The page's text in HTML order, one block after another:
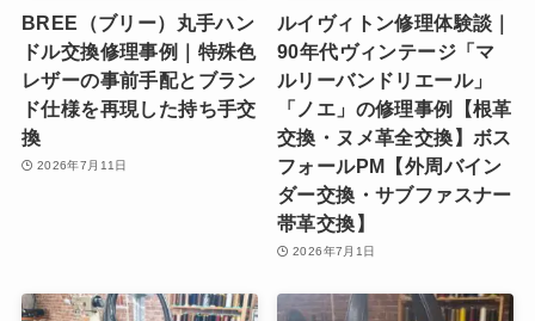
BREE（ブリー）丸手ハン
ドル交換修理事例｜特殊色
レザーの事前手配とブラン
ド仕様を再現した持ち手交
換
2026年7月11日
ルイヴィトン修理体験談｜
90年代ヴィンテージ「マ
ルリーバンドリエール」
「ノエ」の修理事例【根革
交換・ヌメ革全交換】ボス
フォールPM【外周バイン
ダー交換・サブファスナー
帯革交換】
2026年7月1日